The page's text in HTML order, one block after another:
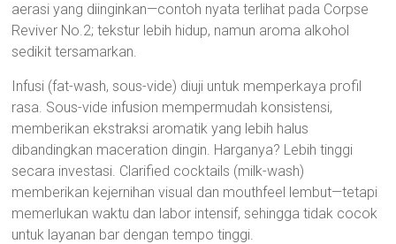
aerasi yang diinginkan—contoh nyata terlihat pada Corpse
Reviver No.2; tekstur lebih hidup, namun aroma alkohol
sedikit tersamarkan.
Infusi (fat-wash, sous-vide) diuji untuk memperkaya profil
rasa. Sous-vide infusion mempermudah konsistensi,
memberikan ekstraksi aromatik yang lebih halus
dibandingkan maceration dingin. Harganya? Lebih tinggi
secara investasi. Clarified cocktails (milk-wash)
memberikan kejernihan visual dan mouthfeel lembut—tetapi
memerlukan waktu dan labor intensif, sehingga tidak cocok
untuk layanan bar dengan tempo tinggi.